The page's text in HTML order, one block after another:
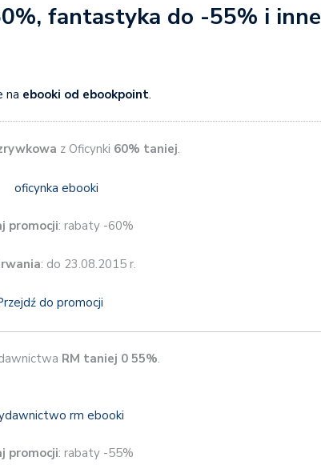
fantastyka do -55% i inne
na ebooki od ebookpoint.
z Oficynki 60% taniej.
promocji: rabaty -60%
: do 23.08.2015 r.
do promocji
RM taniej 0 55%.
promocji: rabaty -55%